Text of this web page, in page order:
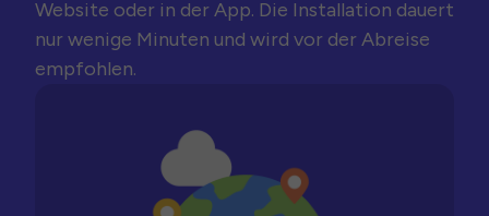
Website oder in der App. Die Installation dauert
nur wenige Minuten und wird vor der Abreise
empfohlen.